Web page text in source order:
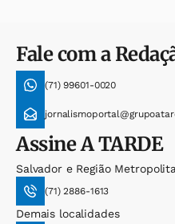
Fale com a
(71) 99601-0020
AssineA TARDE
Salvador e Região
(71) 2886-1613
Demais localidades